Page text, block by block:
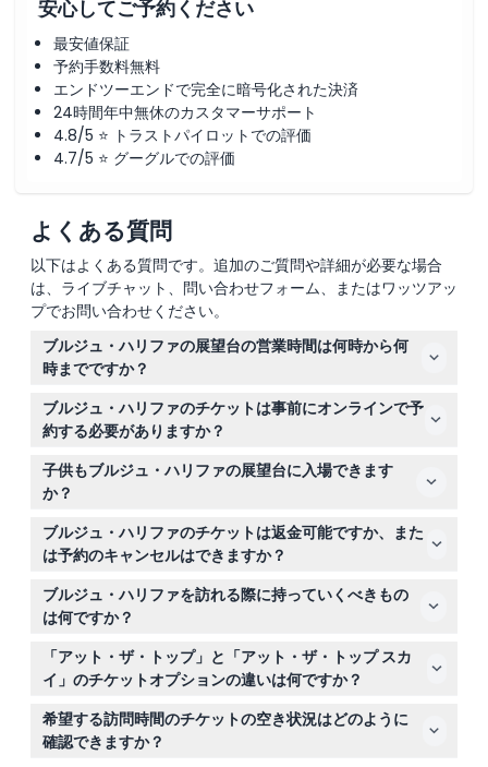
安心してご予約ください
最安値保証
予約手数料無料
エンドツーエンドで完全に暗号化された決済
24時間年中無休のカスタマーサポート
4.8/5 ⭐ トラストパイロットでの評価
4.7/5 ⭐ グーグルでの評価
よくある質問
以下はよくある質問です。追加のご質問や詳細が必要な場合
は、ライブチャット、問い合わせフォーム、またはワッツアッ
プでお問い合わせください。
ブルジュ・ハリファの展望台の営業時間は何時から何
時までですか？
124階と125階の展望台は毎日午前7時から午前0時まで営
業しており、148階（アット・ザ・トップ スカイ）は午前
9時から午後11時まで営業しています。営業時間は予約時
にご確認ください（変更される場合があります）。
ブルジュ・ハリファのチケットは事前にオンラインで予
約する必要がありますか？
はい、このウェブサイトでオンライン予約をすることで、
ご希望の時間帯のチケットを確保し、スムーズに入場でき
ますのでおすすめです。
子供もブルジュ・ハリファの展望台に入場できます
か？
16歳未満の子供は16歳以上の大人の同伴が必要で、親また
は保護者の同意書が必要です。0歳から3歳までは無料で
入場できます。
ブルジュ・ハリファのチケットは返金可能ですか、また
は予約のキャンセルはできますか？
ピーク時およびオフピーク時の一般入場チケットはすべて
返金不可でキャンセルできません。予約前に計画を確実に
してください。
ブルジュ・ハリファを訪れる際に持っていくべきもの
は何ですか？
有効な身分証明書、電子チケットまたは予約確認書、そし
てパノラマの景色を撮影するためのカメラやスマートフォ
ンを持参してください。展望台内を歩くため、快適な靴を
おすすめします。
「アット・ザ・トップ」と「アット・ザ・トップ スカ
イ」のチケットオプションの違いは何ですか？
「アット・ザ・トップ」チケットは124階と125階の展望台
への入場が含まれ、「アット・ザ・トップ スカイ」チケ
ットは148階への優先入場、専用ラウンジの利用、無料の
希望する訪問時間のチケットの空き状況はどのように
確認できますか？